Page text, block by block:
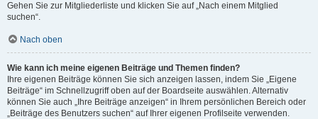
Gehen Sie zur Mitgliederliste und klicken Sie auf „Nach einem Mitglied
suchen“.
Nach oben
Wie kann ich meine eigenen Beiträge und Themen finden?
Ihre eigenen Beiträge können Sie sich anzeigen lassen, indem Sie „Eigene
Beiträge“ im Schnellzugriff oben auf der Boardseite auswählen. Alternativ
können Sie auch „Ihre Beiträge anzeigen“ in Ihrem persönlichen Bereich oder
„Beiträge des Benutzers suchen“ auf Ihrer eigenen Profilseite verwenden.